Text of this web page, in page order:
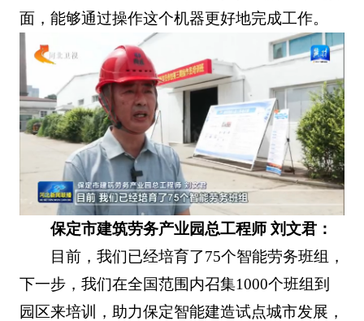
面，能够通过操作这个机器更好地完成工作。
保定市建筑劳务产业园总工程师 刘文君：
目前，我们已经培育了75个智能劳务班组，
下一步，我们在全国范围内召集1000个班组到
园区来培训，助力保定智能建造试点城市发展，